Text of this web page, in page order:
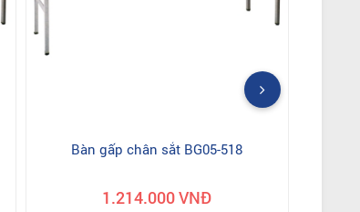
Bàn gấp chân sắt BG05-518
1.214.000 VNĐ